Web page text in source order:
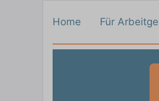
Home Für